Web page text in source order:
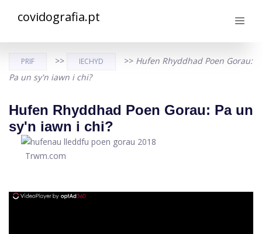
covidografia.pt
PRIF >> IECHYD >> Hufen Rhyddhad Poen Gorau:
Pa un sy'n iawn i chi?
Hufen Rhyddhad Poen Gorau: Pa un
sy'n iawn i chi?
Trwm.com